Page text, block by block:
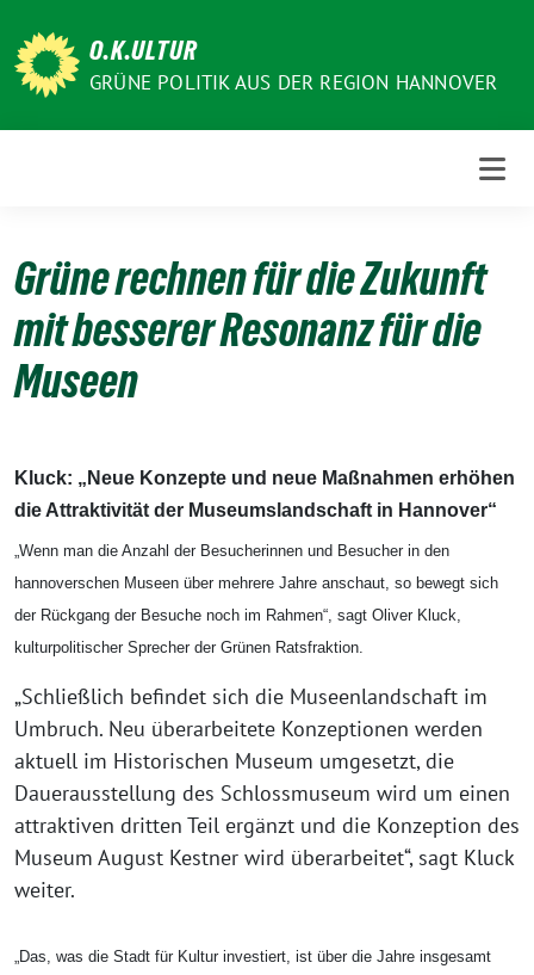
zum
Inhalt
O.K.ULTUR
GRÜNE POLITIK AUS DER REGION HANNOVER
Grüne rechnen für die Zukunft
mit besserer Resonanz für die
Museen
Kluck: „Neue Konzepte und neue Maßnahmen erhöhen
die Attraktivität der Museumslandschaft in Hannover“
„Wenn man die Anzahl der Besucherinnen und Besucher in den
hannoverschen Museen über mehrere Jahre anschaut, so bewegt sich
der Rückgang der Besuche noch im Rahmen“, sagt Oliver Kluck,
kulturpolitischer Sprecher der Grünen Ratsfraktion.
„Schließlich befindet sich die Museenlandschaft im
Umbruch. Neu überarbeitete Konzeptionen werden
aktuell im Historischen Museum umgesetzt, die
Dauerausstellung des Schlossmuseum wird um einen
attraktiven dritten Teil ergänzt und die Konzeption des
Museum August Kestner wird überarbeitet“, sagt Kluck
weiter.
„Das, was die Stadt für Kultur investiert, ist über die Jahre insgesamt